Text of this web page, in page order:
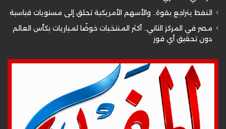
النفط يتراجع بقوة.. والأسهم الأمريكية تحلق إلى مستويات قياسية
مصر في المركز الثاني.. أكثر المنتخبات خوضًا لمباريات بكأس العالم
دون تحقيق أي فوز